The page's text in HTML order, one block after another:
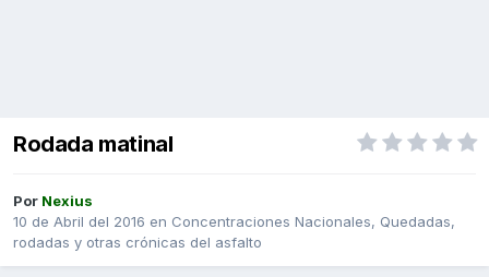
Rodada matinal
Por Nexius
10 de Abril del 2016 en Concentraciones Nacionales, Quedadas,
rodadas y otras crónicas del asfalto